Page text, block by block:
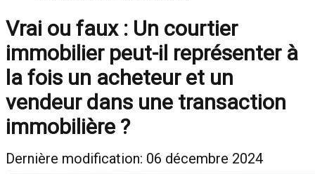
Vrai ou faux : Un courtier
immobilier peut-il représenter à
la fois un acheteur et un
vendeur dans une transaction
immobilière ?
Dernière modification: 06 décembre 2024